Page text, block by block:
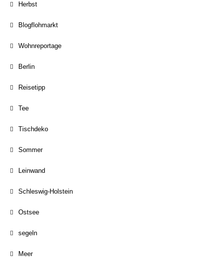
Herbst
Blogflohmarkt
Wohnreportage
Berlin
Reisetipp
Tee
Tischdeko
Sommer
Leinwand
Schleswig-Holstein
Ostsee
segeln
Meer